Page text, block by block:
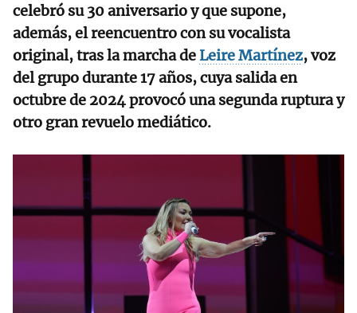
celebró su 30 aniversario y que supone,
además, el reencuentro con su vocalista
original, tras la marcha deLeire Martínez, voz
del grupo durante 17 años, cuya salida en
octubre de 2024 provocó una segunda ruptura y
otro gran revuelo mediático.